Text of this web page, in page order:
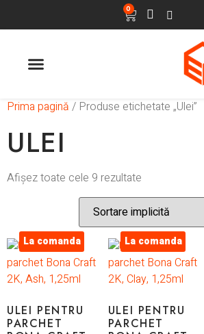
0
Prima pagină / Produse etichetate „Ulei”
ULEI
Afișez toate cele 9 rezultate
La comanda
ULEI PENTRU
PARCHET
La comanda
ULEI PENTRU
PARCHET